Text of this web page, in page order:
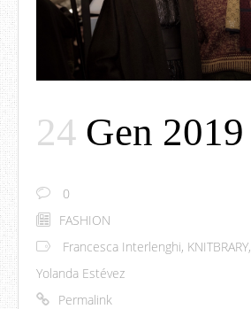
24 Gen 2019
0
FASHION
Francesca Interlenghi, KNITBRARY,
Yolanda Estévez
Permalink